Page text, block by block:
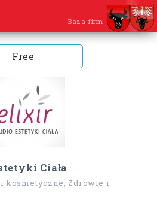
Baza firm
Free
Ciała
kosmetyczne, Zdrowie i